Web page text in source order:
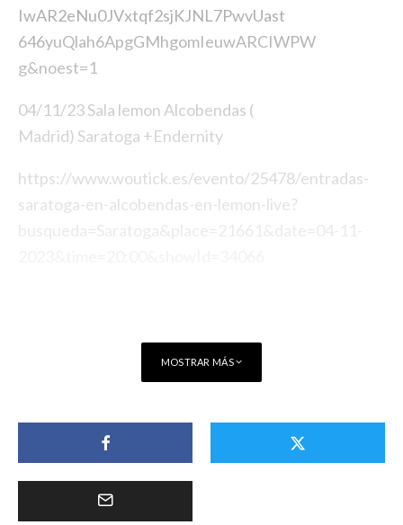
IwAR2eNu0JVxtqf2sjKJNL7PwvUast
646yuQlah6ApgGMhgomIeuwARCIWPW
g&noest=1
04/11/23 Sala lemon Alcobendas (
Madrid) Saratoga +Endernity
https://www.woutick.es/evento/25478/entradas-
saratoga-en-alcobendas-en-lemon-live?
MOSTRAR MÁS